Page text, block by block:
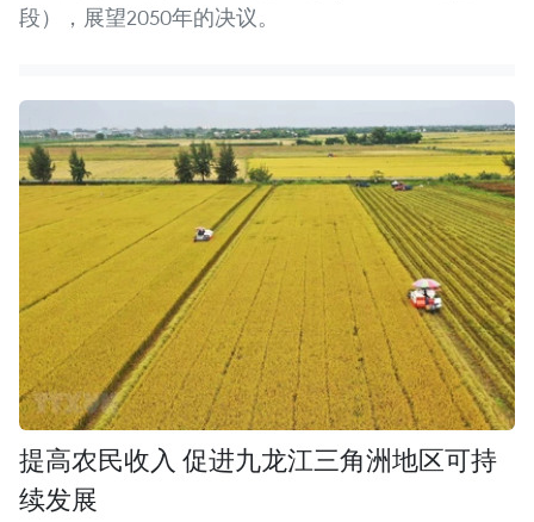
段），展望2050年的决议。
提高农民收入 促进九龙江三角洲地区可持
续发展